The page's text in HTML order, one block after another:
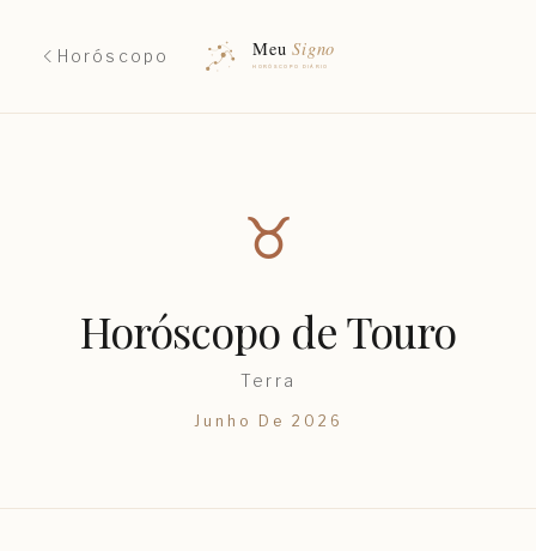
Horóscopo
♉︎
Horóscopo deTouro
Terra
Junho De 2026